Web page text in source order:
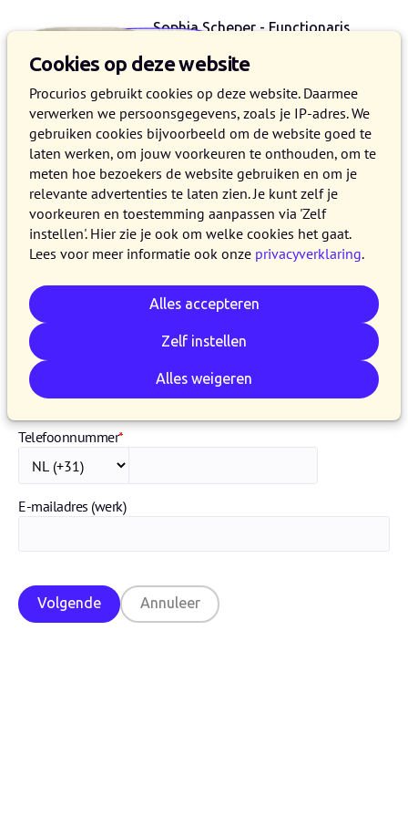
Cookies op deze website
Procurios gebruikt cookies op deze website. Daarmee
verwerken we persoonsgegevens, zoals je IP-adres. We
gebruiken cookies bijvoorbeeld om de website goed te
laten werken, om jouw voorkeuren te onthouden, om te
meten hoe bezoekers de website gebruiken en om je
relevante advertenties te laten zien. Je kunt zelf je
voorkeuren en toestemming aanpassen via 'Zelf
instellen'. Hier zie je ook om welke cookies het gaat.
Lees voor meer informatie ook onze privacyverklaring.
Alles accepteren
Zelf instellen
Alles weigeren
Sophia Scheper - Functionaris
+ 31 (0)88 - 006 9616
Standaard bereikbaar: tijdens kantooruren
op maandag, dinsdag, donderdag of
vrijdag. Bij (het vermoeden van) een
datalek: ook 's avonds en op vrije dagen.
Laat mij jou (terug)bellen
Voornaam
Achternaam
Telefoonnummer*
E-mailadres (werk)
Volgende Annuleer